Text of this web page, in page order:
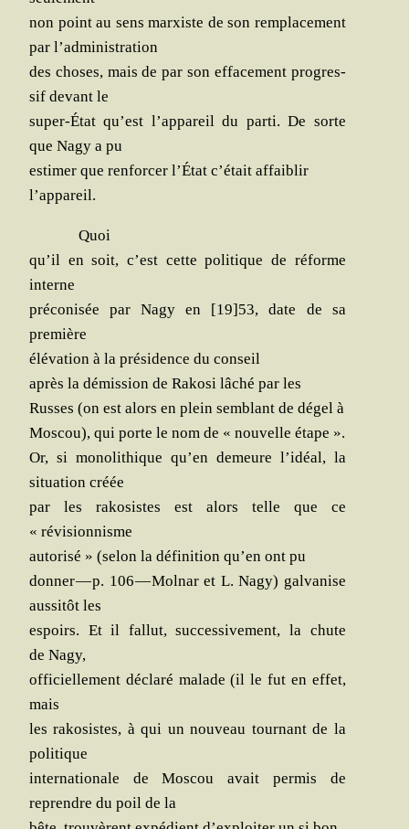
non point au sens mar­xiste de son rem­pla­ce­ment
par l’administration
des choses, mais de par son effa­ce­ment pro­gres­
sif devant le
super-État qu’est l’ap­pa­reil du par­ti. De sorte
que Nagy a pu
esti­mer que ren­for­cer l’É­tat c’é­tait affaiblir
l’appareil.
Quoi
qu’il en soit, c’est cette poli­tique de réforme
interne
pré­co­ni­sée par Nagy en [19]53, date de sa
première
élé­va­tion à la pré­si­dence du conseil
après la démis­sion de Rako­si lâché par les
Russes (on est alors en plein sem­blant de dégel à
Mos­cou), qui porte le nom de « nou­velle étape ».
Or, si mono­li­thique qu’en demeure l’i­déal, la
situa­tion créée
par les rako­sistes est alors telle que ce
« révisionnisme
auto­ri­sé » (selon la défi­ni­tion qu’en ont pu
don­ner — p. 106 — Mol­nar et L. Nagy) gal­va­nise
aus­si­tôt les
espoirs. Et il fal­lut, suc­ces­si­ve­ment, la chute
de Nagy,
offi­ciel­le­ment décla­ré malade (il le fut en effet,
mais
les rako­sistes, à qui un nou­veau tour­nant de la
politique
inter­na­tio­nale de Mos­cou avait per­mis de
reprendre du poil de la